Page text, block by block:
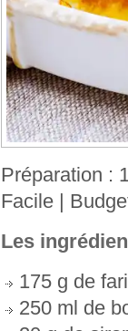
Préparation :
Facile |
Les
175 g de
250 ml de